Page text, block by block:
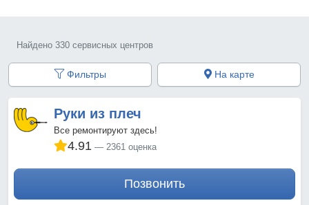
Найдено 330 сервисных центров
Фильтры На карте
Руки из плеч
Все ремонтируют здесь!
4.91 2361 оценка
Позвонить